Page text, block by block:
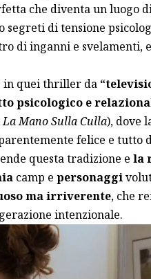
che diventa un luogo
segreti di tensione
di inganni e svelamenti,
in quei thriller da
psicologico e
La Mano Sulla Culla), dove
felice e tutto
questa tradizione e la
camp e personaggi
ma irriverente, che
intenzionale.